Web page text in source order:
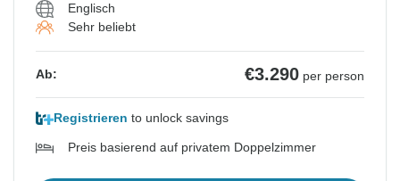
Englisch
Sehr beliebt
Ab: €3.290 per person
Registrieren to unlock savings
Preis basierend auf privatem Doppelzimmer